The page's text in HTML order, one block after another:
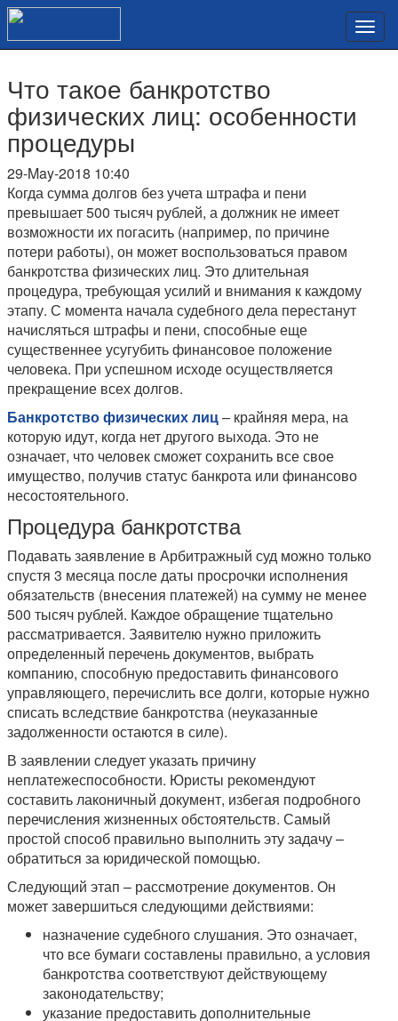
Что такое банкротство
физических лиц: особенности
процедуры
29-May-2018 10:40
Когда сумма долгов без учета штрафа и пени
превышает 500 тысяч рублей, а должник не имеет
возможности их погасить (например, по причине
потери работы), он может воспользоваться правом
банкротства физических лиц. Это длительная
процедура, требующая усилий и внимания к каждому
этапу. С момента начала судебного дела перестанут
начисляться штрафы и пени, способные еще
существеннее усугубить финансовое положение
человека. При успешном исходе осуществляется
прекращение всех долгов.
Банкротство физических лиц– крайняя мера, на
которую идут, когда нет другого выхода. Это не
означает, что человек сможет сохранить все свое
имущество, получив статус банкрота или финансово
несостоятельного.
Процедура банкротства
Подавать заявление в Арбитражный суд можно только
спустя 3 месяца после даты просрочки исполнения
обязательств (внесения платежей) на сумму не менее
500 тысяч рублей. Каждое обращение тщательно
рассматривается. Заявителю нужно приложить
определенный перечень документов, выбрать
компанию, способную предоставить финансового
управляющего, перечислить все долги, которые нужно
списать вследствие банкротства (неуказанные
задолженности остаются в силе).
В заявлении следует указать причину
неплатежеспособности. Юристы рекомендуют
составить лаконичный документ, избегая подробного
перечисления жизненных обстоятельств. Самый
простой способ правильно выполнить эту задачу –
обратиться за юридической помощью.
Следующий этап – рассмотрение документов. Он
может завершиться следующими действиями:
назначение судебного слушания. Это означает,
что все бумаги составлены правильно, а условия
банкротства соответствуют действующему
законодательству;
указание предоставить дополнительные